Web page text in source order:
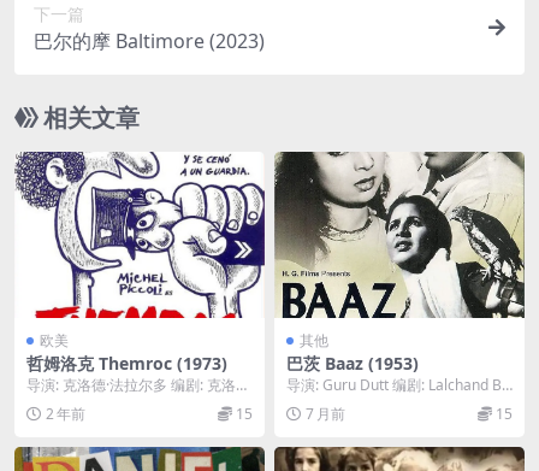
下一篇
巴尔的摩 Baltimore (2023)
相关文章
欧美
哲姆洛克 Themroc (1973)
导演: 克洛德·法拉尔多 编剧: 克洛德
·法拉尔多 主演: 米歇尔·皮科利 / ...
2 年前 15
其他
巴茨 Baaz (1953)
导演: Guru Dutt 编剧: Lalchand Bis
mil 类型: 剧情...
7 月前 15